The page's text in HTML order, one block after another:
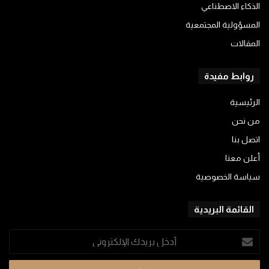
الذكاء الاصطناعي
المسؤولية المجتمعية
المقالات
روابط مفيدة
الرئيسية
من نحن
اتصل بنا
أعلن معنا
سياسة الخصوصية
القائمة البريدية
أدخل
بريدك
الإلكتروني